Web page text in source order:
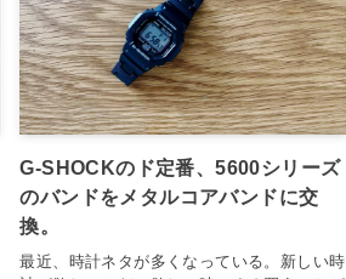
G-SHOCKのド定番、5600シリーズ
のバンドをメタルコアバンドに交
換。
最近、時計ネタが多くなっている。新しい時